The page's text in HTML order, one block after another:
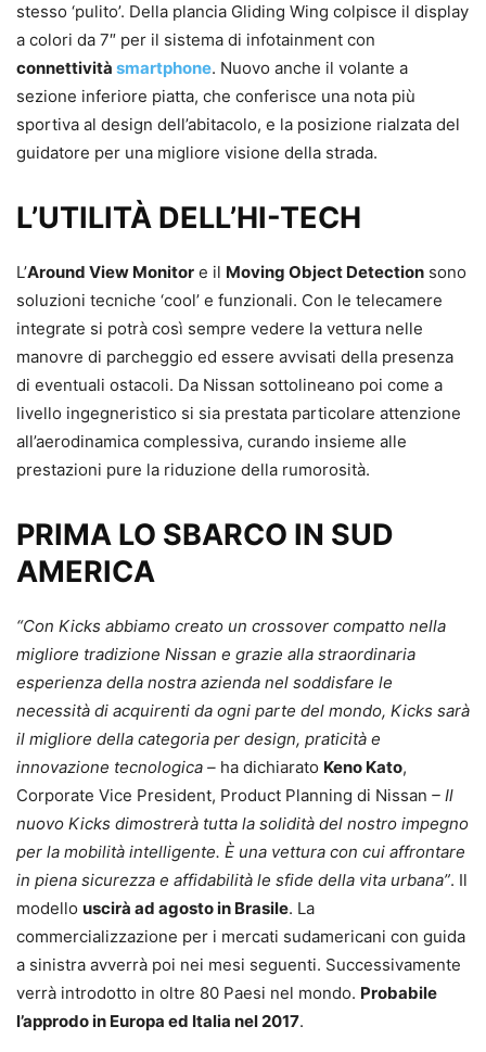
stesso ‘pulito’. Della plancia Gliding Wing colpisce il display
a colori da 7″ per il sistema di infotainment con
connettività smartphone. Nuovo anche il volante a
sezione inferiore piatta, che conferisce una nota più
sportiva al design dell’abitacolo, e la posizione rialzata del
guidatore per una migliore visione della strada.
L’UTILITÀ DELL’HI-TECH
L’Around View Monitor e il Moving Object Detection sono
soluzioni tecniche ‘cool’ e funzionali. Con le telecamere
integrate si potrà così sempre vedere la vettura nelle
manovre di parcheggio ed essere avvisati della presenza
di eventuali ostacoli. Da Nissan sottolineano poi come a
livello ingegneristico si sia prestata particolare attenzione
all’aerodinamica complessiva, curando insieme alle
prestazioni pure la riduzione della rumorosità.
PRIMA LO SBARCO IN SUD
AMERICA
“Con Kicks abbiamo creato un crossover compatto nella
migliore tradizione Nissan e grazie alla straordinaria
esperienza della nostra azienda nel soddisfare le
necessità di acquirenti da ogni parte del mondo, Kicks sarà
il migliore della categoria per design, praticità e
innovazione tecnologica – ha dichiarato Keno Kato,
Corporate Vice President, Product Planning di Nissan – Il
nuovo Kicks dimostrerà tutta la solidità del nostro impegno
per la mobilità intelligente. È una vettura con cui affrontare
in piena sicurezza e affidabilità le sfide della vita urbana”. Il
modello uscirà ad agosto in Brasile. La
commercializzazione per i mercati sudamericani con guida
a sinistra avverrà poi nei mesi seguenti. Successivamente
verrà introdotto in oltre 80 Paesi nel mondo. Probabile
l’approdo in Europa ed Italia nel 2017.